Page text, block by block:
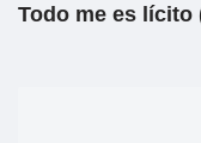
Todo me es lícito